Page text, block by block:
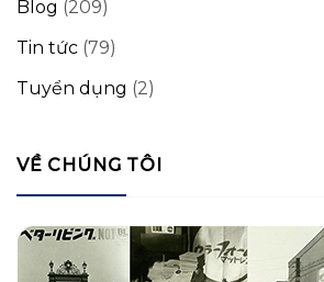
Blog (209)
Tin tức (79)
Tuyển dụng (2)
VỀ CHÚNG TÔI